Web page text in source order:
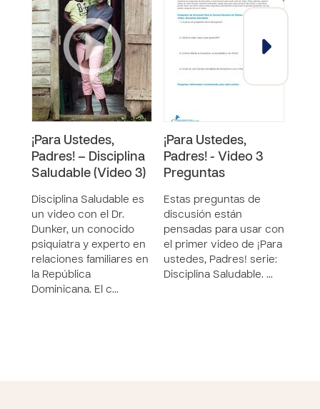
¡Para Ustedes,
Padres! – Disciplina
Saludable (Video 3)
Disciplina Saludable es
un video con el Dr.
Dunker, un conocido
psiquiatra y experto en
relaciones familiares en
la República
Dominicana. El c…
¡Para Ustedes,
Padres! - Video 3
Preguntas
Estas preguntas de
discusión están
pensadas para usar con
el primer video de ¡Para
ustedes, Padres! serie:
Disciplina Saludable. …